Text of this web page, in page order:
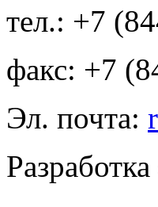
тел.: +7
факс: +7
Эл. почта: